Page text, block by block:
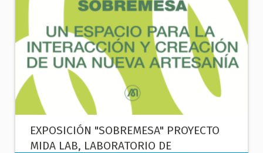
EXPOSICIÓN "SOBREMESA" PROYECTO
MIDA LAB, LABORATORIO DE